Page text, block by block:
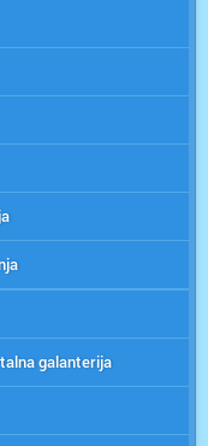
galanterija